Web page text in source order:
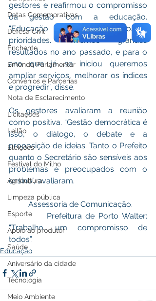
Datas Comemorativas
Defesa Civil
Enchente
Emenda Parlamentar
Convênios e Parcerias
Nota de Esclarecimento
Licitações
Leilão
Eleições
Festival do Milho
Agricultura
Limpeza pública
Esporte
Apoio ao produtor
Saúde
Aniversário da cidade
Tecnologia
Meio Ambiente
gestores e reafirmou o compromisso
da gestão com a educação.
“Educação é uma de nossas
prioridades. Tivemos grandes
resultados no ano passado, e para o
ano que já se iniciou queremos
ampliar serviços, melhorar os índices
e progredir”, disse.
Os gestores avaliaram a reunião
como positiva. “Gestão democrática é
isso, o diálogo, o debate e a
proposição de ideias. Tanto o Prefeito
quanto o Secretário são sensíveis aos
problemas e preocupados com o
ensino”, avaliaram.
Assessoria de Comunicação.
Prefeitura de Porto Walter:
“Trabalho, um compromisso de
todos”.
Educação